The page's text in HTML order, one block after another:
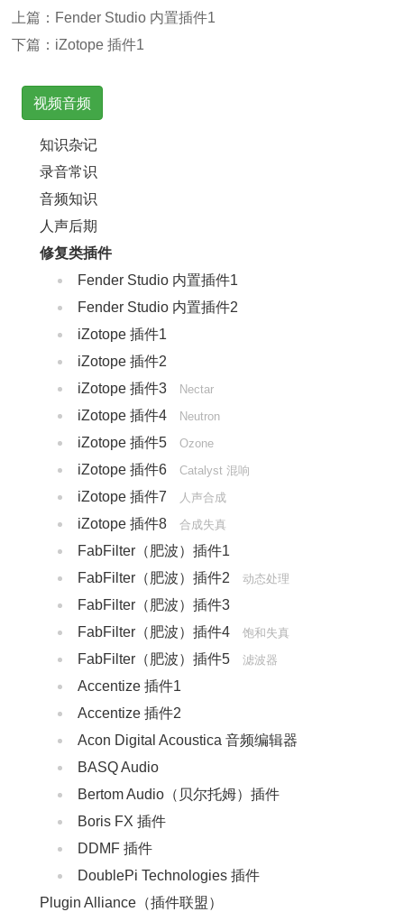
上篇： Fender Studio 内置插件1
下篇： iZotope 插件1
视频音频
知识杂记
录音常识
音频知识
人声后期
修复类插件
Fender Studio 内置插件1
Fender Studio 内置插件2
iZotope 插件1
iZotope 插件2
iZotope 插件3
Nectar
iZotope 插件4 Neutron
iZotope 插件5 Ozone
iZotope 插件6 Catalyst 混响
iZotope 插件7 人声合成
iZotope 插件8 合成失真
FabFilter（肥波）插件1
FabFilter（肥波）插件2
动态处理
FabFilter（肥波）插件3
FabFilter（肥波）插件4
饱和失真
FabFilter（肥波）插件5 滤波器
Accentize 插件1
Accentize 插件2
Acon Digital Acoustica 音频编辑器
BASQ Audio
Bertom Audio（贝尔托姆）插件
Boris FX 插件
DDMF 插件
DoublePi Technologies 插件
Plugin Alliance（插件联盟）